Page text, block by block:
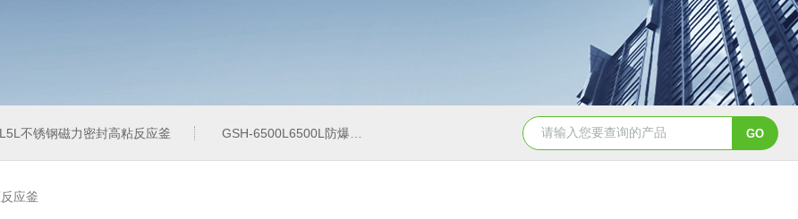
不锈钢磁力密封高粘反应釜 GSH-6500L6500L防爆加氢工业反应釜 GSH-0.5L0.5L不锈钢磁力密封聚酯反应釜
应釜